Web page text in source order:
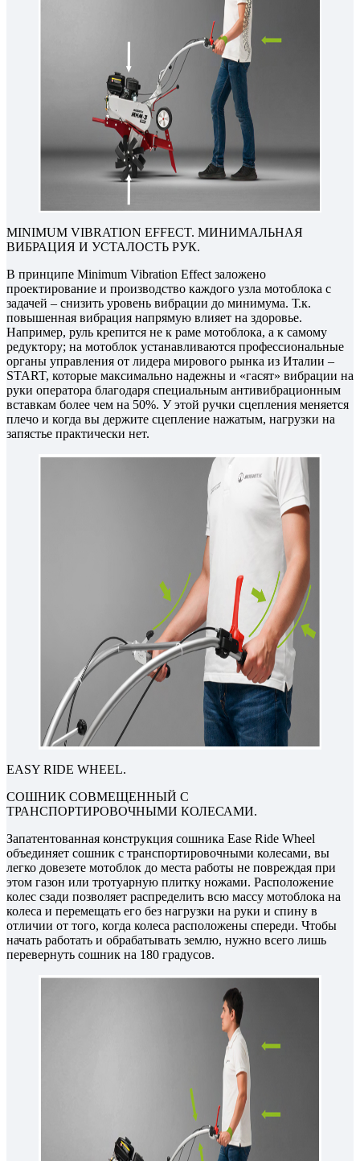
MINIMUM VIBRATION EFFECT. МИНИМАЛЬНАЯ
ВИБРАЦИЯ И УСТАЛОСТЬ РУК.
В принципе Minimum Vibration Effect заложено
проектирование и производство каждого узла мотоблока с
задачей – снизить уровень вибрации до минимума. Т.к.
повышенная вибрация напрямую влияет на здоровье.
Например, руль крепится не к раме мотоблока, а к самому
редуктору; на мотоблок устанавливаются профессиональные
органы управления от лидера мирового рынка из Италии –
START, которые максимально надежны и «гасят» вибрации на
руки оператора благодаря специальным антивибрационным
вставкам более чем на 50%. У этой ручки сцепления меняется
плечо и когда вы держите сцепление нажатым, нагрузки на
запястье практически нет.
EASY RIDE WHEEL.
СОШНИК СОВМЕЩЕННЫЙ С
ТРАНСПОРТИРОВОЧНЫМИ КОЛЕСАМИ.
Запатентованная конструкция сошника Ease Ride Wheel
объединяет сошник с транспортировочными колесами, вы
легко довезете мотоблок до места работы не повреждая при
этом газон или тротуарную плитку ножами. Расположение
колес сзади позволяет распределить всю массу мотоблока на
колеса и перемещать его без нагрузки на руки и спину в
отличии от того, когда колеса расположены спереди. Чтобы
начать работать и обрабатывать землю, нужно всего лишь
перевернуть сошник на 180 градусов.